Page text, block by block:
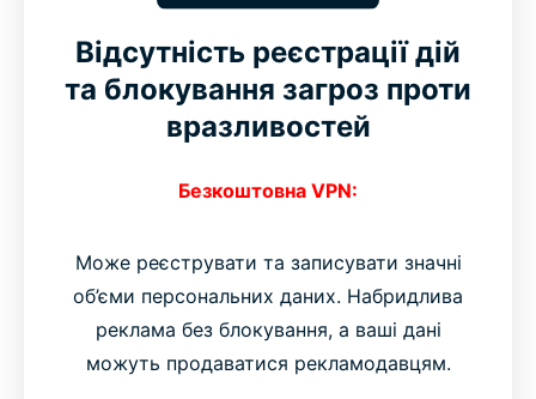
Відсутність реєстрації дій
та блокування загроз проти
вразливостей
Безкоштовна VPN:
Може реєструвати та записувати значні
об’єми персональних даних. Набридлива
реклама без блокування, а ваші дані
можуть продаватися рекламодавцям.